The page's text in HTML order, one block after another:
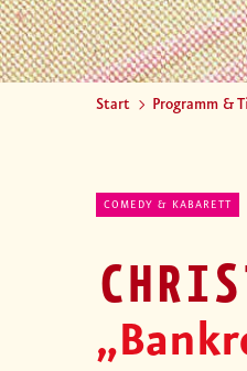
Start Programm &
COMEDY & KABARETT